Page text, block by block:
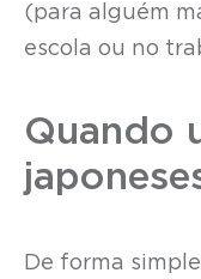
(para alguém
escola ou no
Quando
De forma